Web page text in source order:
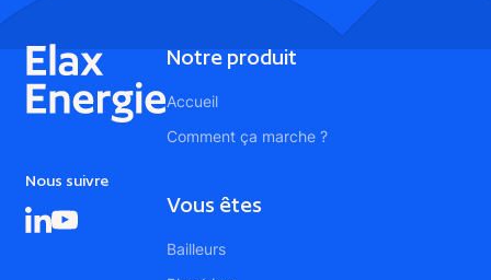
Nous suivre
Notre produit
Accueil
Comment ça marche ?
Vous êtes
Bailleurs